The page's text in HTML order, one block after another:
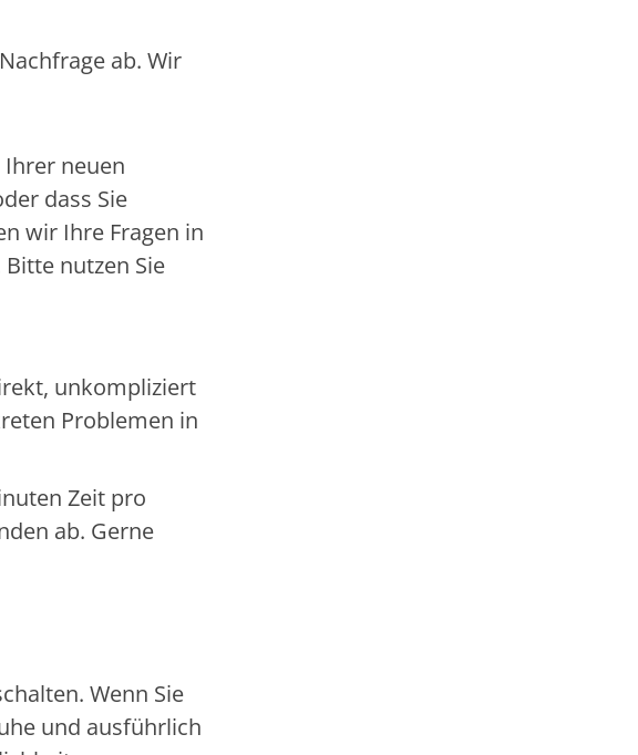
ab. Wir
neuen
dass Sie
wir Ihre Fragen in
nutzen Sie
unkompliziert
Problemen in
Zeit pro
ab. Gerne
Wenn Sie
und ausführlich